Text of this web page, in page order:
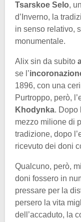
Tsarskoe Selo,
d’Inverno, la
in senso relativo,
monumentale.
Alix sin da subito
se l’
1896, con una
Purtroppo, però,
Khodynka. Dopo
mezzo milione di
tradizione, dopo
ricevuto dei doni
Qualcuno, però,
doni fossero in
pressare per la
persero la vita
dell’accaduto, la